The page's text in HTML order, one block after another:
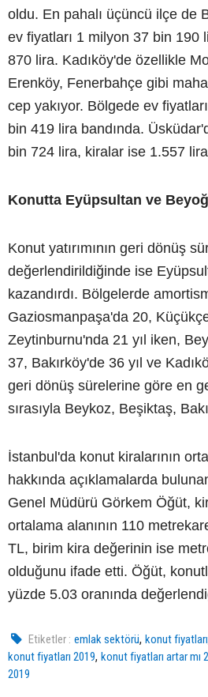
oldu. En pahalı üçüncü ilçe de
ev fiyatları 1 milyon 37 bin 190
870 lira. Kadıköy'de özellikle
Erenköy, Fenerbahçe gibi
cep yakıyor. Bölgede ev
bin 419 lira bandında.
bin 724 lira, kiralar ise 1.557
Konutta Eyüpsultan ve
Konut yatırımının geri dönüş
değerlendirildiğinde ise
kazandırdı. Bölgelerde
Gaziosmanpaşa'da 20,
Zeytinburnu'nda 21 yıl iken,
37, Bakırköy'de 36 yıl ve
geri dönüş sürelerine göre en
sırasıyla Beykoz, Beşiktaş,
İstanbul'da konut kiralarının
hakkında açıklamalarda
Genel Müdürü Görkem Öğüt,
ortalama alanının 110
TL, birim kira değerinin ise
olduğunu ifade etti. Öğüt,
yüzde 5.03 oranında
Etiketler : emlak sektörü,konut fiyatları
konut fiyatları 2019, konut fiyatları artar mı
2019